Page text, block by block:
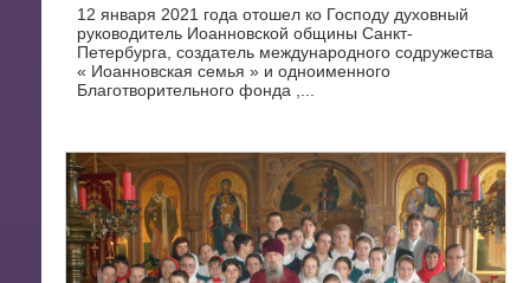
12 января 2021 года отошел ко Господу духовный
руководитель Иоанновской общины Санкт-
Петербурга, создатель международного содружества
« Иоанновская семья » и одноименного
Благотворительного фонда ,...